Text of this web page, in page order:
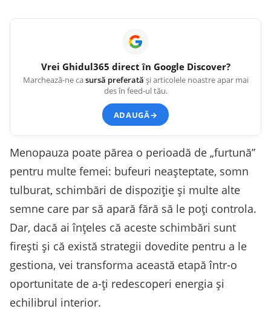
Vrei Ghidul365 direct în Google Discover?
Marchează-ne casursă preferată și articolele noastre apar mai
des în feed-ul tău.
ADAUGĂ→
Menopauza poate părea o perioadă de „furtună”
pentru multe femei: bufeuri neașteptate, somn
tulburat, schimbări de dispoziție și multe alte
semne care par să apară fără să le poți controla.
Dar, dacă ai înțeles că aceste schimbări sunt
firești și că există strategii dovedite pentru a le
gestiona, vei transforma această etapă într-o
oportunitate de a-ți redescoperi energia și
echilibrul interior.